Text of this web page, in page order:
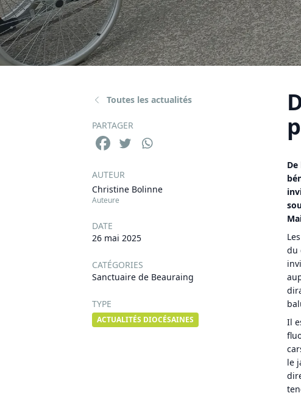
Toutes les actualités
PARTAGER
AUTEUR
Christine Bolinne
Auteure
DATE
26 mai 2025
CATÉGORIES
Sanctuaire de Beauraing
TYPE
ACTUALITÉS DIOCÉSAINES
du
Il
le